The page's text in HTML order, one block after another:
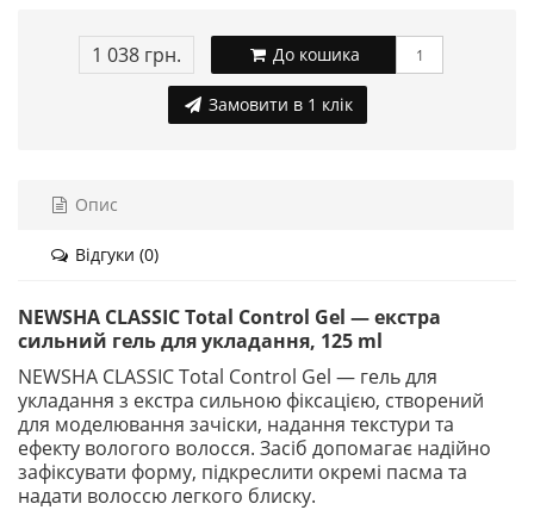
1 038 грн. До кошика
Замовити в 1 клік
Опис
Відгуки (0)
NEWSHA CLASSIC Total Control Gel — екстра
сильний гель для укладання, 125 ml
NEWSHA CLASSIC Total Control Gel — гель для
укладання з екстра сильною фіксацією, створений
для моделювання зачіски, надання текстури та
ефекту вологого волосся. Засіб допомагає надійно
зафіксувати форму, підкреслити окремі пасма та
надати волоссю легкого блиску.